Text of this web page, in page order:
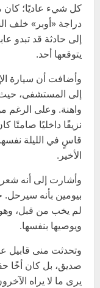
كل شيء عاديًا؛ كان
دراجة «أوبر» خلف
إلى حادثة قد تبدو
يتوقعها أحد.
وأضافت أن سيارة
إلى المستشفى،
واهنة. وعلى الرغم
نزيفًا داخليًا صامتًا
قاسٍ في الليلة
الأخير.
وأشارت إلى أنه شعر
بيومين بأنه
لم يخب من قبل، وهو
ويوصيها بنفسها.
وتحدثت منى قابيل
صديق، بل كان أخًا
يرى ما لا يراه